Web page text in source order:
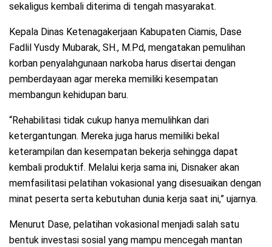
sekaligus kembali diterima di tengah masyarakat.
Kepala Dinas Ketenagakerjaan Kabupaten Ciamis, Dase
Fadlil Yusdy Mubarak, SH., M.Pd, mengatakan pemulihan
korban penyalahgunaan narkoba harus disertai dengan
pemberdayaan agar mereka memiliki kesempatan
membangun kehidupan baru.
“Rehabilitasi tidak cukup hanya memulihkan dari
ketergantungan. Mereka juga harus memiliki bekal
keterampilan dan kesempatan bekerja sehingga dapat
kembali produktif. Melalui kerja sama ini, Disnaker akan
memfasilitasi pelatihan vokasional yang disesuaikan dengan
minat peserta serta kebutuhan dunia kerja saat ini,” ujarnya.
Menurut Dase, pelatihan vokasional menjadi salah satu
bentuk investasi sosial yang mampu mencegah mantan